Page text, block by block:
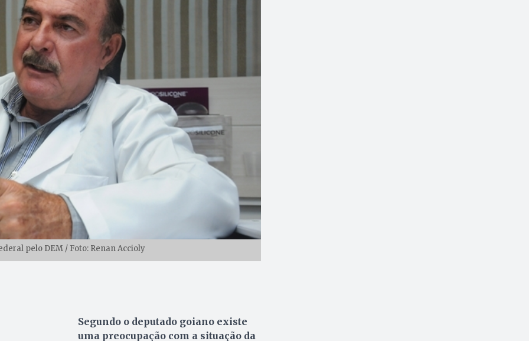
pelo DEM / Foto: Renan Accioly
Segundo o deputado goiano existe
uma preocupação com a situação da